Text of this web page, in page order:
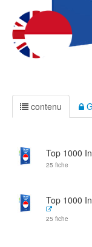
contenu
Top 1000
25 fiche
Top 1000
25 fiche